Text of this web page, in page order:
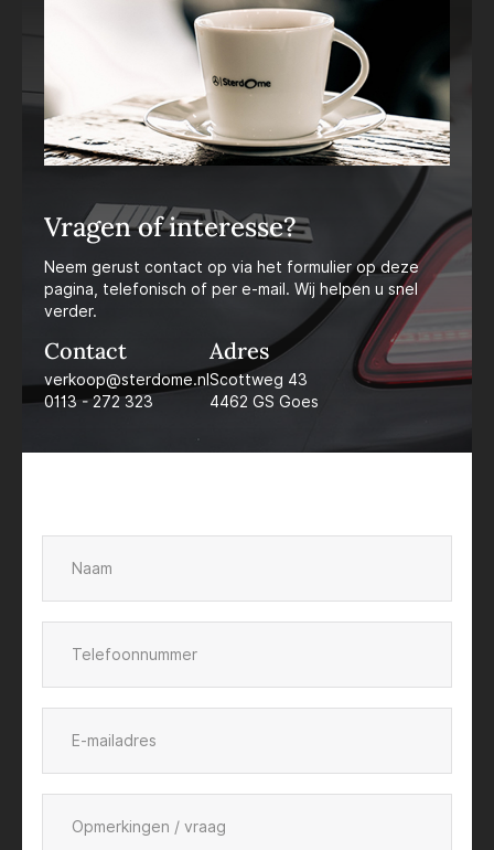
Vragen of interesse?
Neem gerust contact op via het formulier op deze
pagina, telefonisch of per e-mail. Wij helpen u snel
verder.
Contact
verkoop@sterdome.nl
0113 - 272 323
Adres
Scottweg 43
4462 GS Goes